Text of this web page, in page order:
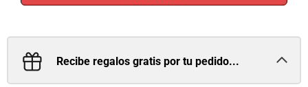
Recibe regalos gratis por tu pedido...